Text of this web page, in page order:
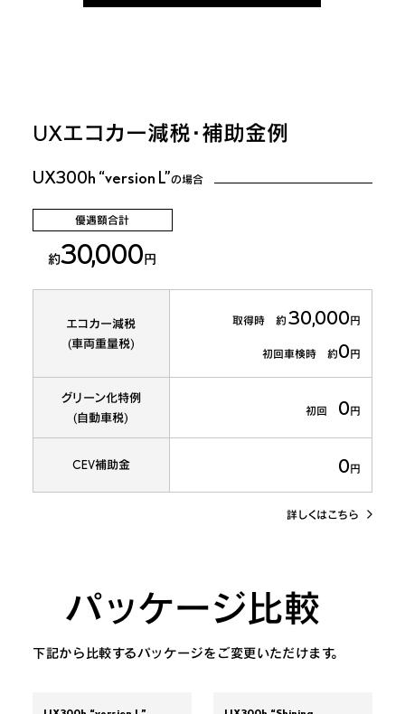
UXエコカー減税・補助金例
UX300h “version L”の場合
優遇額合計
約30,000 円
エコカー減税
(車両重量税)
取得時 約 30,000円
初回車検時 約0円
グリーン化特例
(自動車税)
初回 0円
CEV補助金 0円
詳しくはこちら
パッケージ比較
下記から比較するパッケージをご変更いただけます。